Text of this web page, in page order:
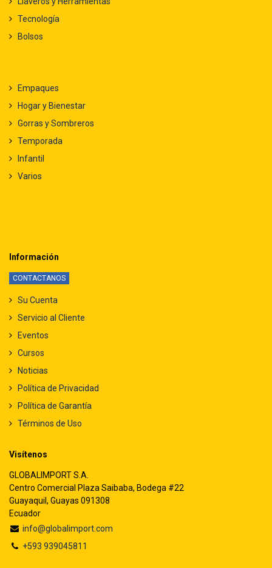
Tecnología
Bolsos
Empaques
Hogar y Bienestar
Gorras y Sombreros
Temporada
Infantil
Varios
Información
CONTACTANOS
Su Cuenta
Servicio al Cliente
Eventos
Cursos
Noticias
Política de Privacidad
Política de Garantía
Términos de Uso
Visítenos
GLOBALIMPORT S.A.
Centro Comercial Plaza Saibaba, Bodega #22
Guayaquil, Guayas 091308
Ecuador
info@globalimport.com
+593 939045811